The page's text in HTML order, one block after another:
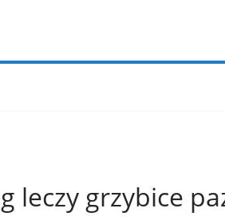
leczy grzybice